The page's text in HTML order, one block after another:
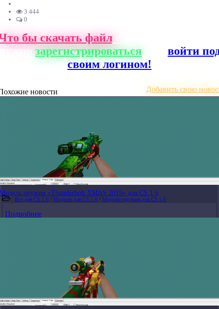
3 444
0
бы скачать файлс нашего сайта,
зарегистрироваться
войти
своим логином!
новости Добавить свою
Модель оружия «Thunderbolt XMAS 2019» для CS 1.6
Все для CS 1.6 / Модели для CS 1.6 / Модели оружия для CS 1.6
Подробнее